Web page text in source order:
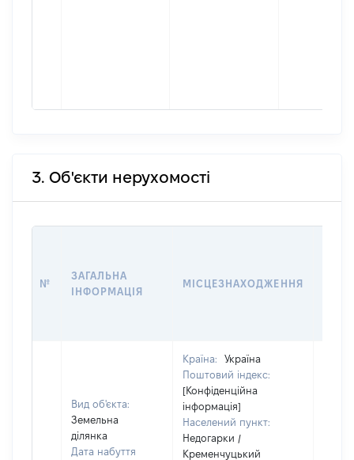
3. Об'єкти нерухомості
№
ЗАГАЛЬНА
ІНФОРМАЦІЯ
МІСЦЕЗНАХОДЖЕННЯ
Вид об'єкта:
Земельна
ділянка
Дата набуття
Країна:
Україна
Поштовий індекс:
[Конфіденційна
інформація]
Населений пункт:
Недогарки /
Кременчуцький